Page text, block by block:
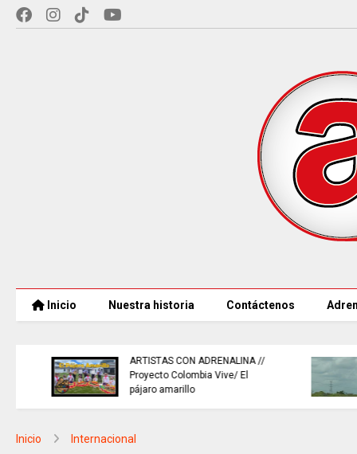
Inicio Nuestra historia Contáctenos
la venta de energía a Ecuador
para fortalecer la integración
energética.
Inicio Internacional